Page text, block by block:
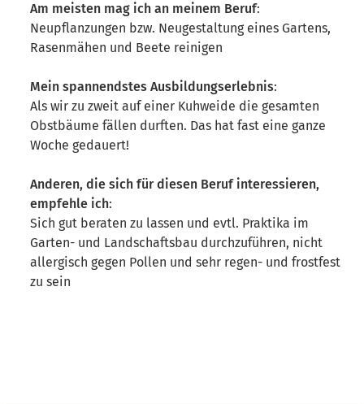
Am meisten mag ich an meinem Beruf:
Neupflanzungen bzw. Neugestaltung eines Gartens,
Rasenmähen und Beete reinigen
Mein spannendstes Ausbildungserlebnis:
Als wir zu zweit auf einer Kuhweide die gesamten
Obstbäume fällen durften. Das hat fast eine ganze
Woche gedauert!
Anderen, die sich für diesen Beruf interessieren,
empfehle ich:
Sich gut beraten zu lassen und evtl. Praktika im
Garten- und Landschaftsbau durchzuführen, nicht
allergisch gegen Pollen und sehr regen- und frostfest
zu sein